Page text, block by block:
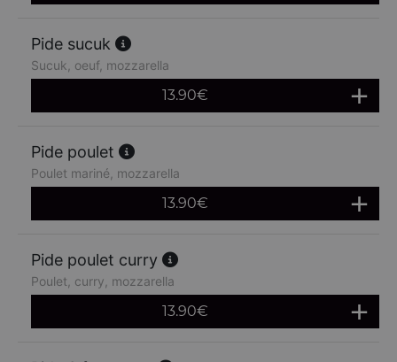
Pide sucuk
Sucuk, oeuf, mozzarella
13.90€
Pide poulet
Poulet mariné, mozzarella
13.90€
Pide poulet curry
Poulet, curry, mozzarella
13.90€